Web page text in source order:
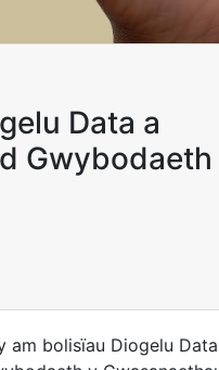
Data a
Gwybodaeth
am bolisïau Diogelu Data